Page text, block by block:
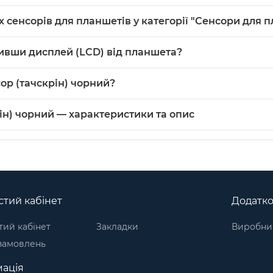
і перевірте розташування шлейфа.
сенсорів для планшетів у категорії "Сенсори для
Original (PRC), що відрізняє його від дешевих
дисплей (LCD) від планшета?
важливо, щоб розміри 203×119 мм і шлейф збігалися.
(тачскрін) чорний?
чорний — характеристики та опис
кабінет
кабінет
Закладки